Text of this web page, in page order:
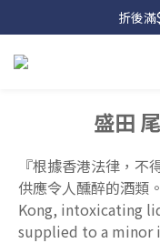
折後
盛田
『根據香港法律，
供應令人醺醉的酒
Kong, intoxicating
supplied to a minor